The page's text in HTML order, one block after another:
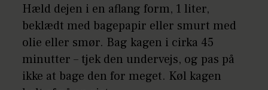
Hæld dejen i en aflang form, 1 liter,
beklædt med bagepapir eller smurt med
olie eller smør. Bag kagen i cirka 45
minutter – tjek den undervejs, og pas på
ikke at bage den for meget. Køl kagen